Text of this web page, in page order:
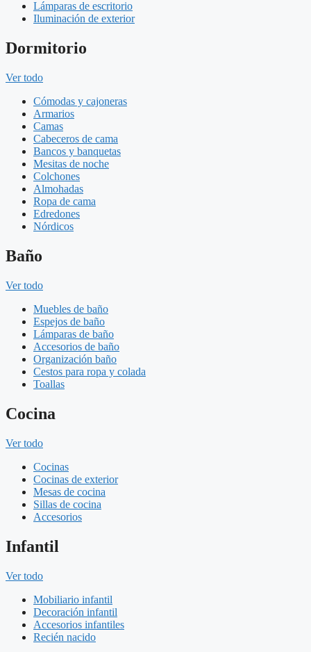
Lámparas de escritorio
Iluminación de exterior
Dormitorio
Ver todo
Cómodas y cajoneras
Armarios
Camas
Cabeceros de cama
Bancos y banquetas
Mesitas de noche
Colchones
Almohadas
Ropa de cama
Edredones
Nórdicos
Baño
Ver todo
Muebles de baño
Espejos de baño
Lámparas de baño
Accesorios de baño
Organización baño
Cestos para ropa y colada
Toallas
Cocina
Ver todo
Cocinas
Cocinas de exterior
Mesas de cocina
Sillas de cocina
Accesorios
Infantil
Ver todo
Mobiliario infantil
Decoración infantil
Accesorios infantiles
Recién nacido